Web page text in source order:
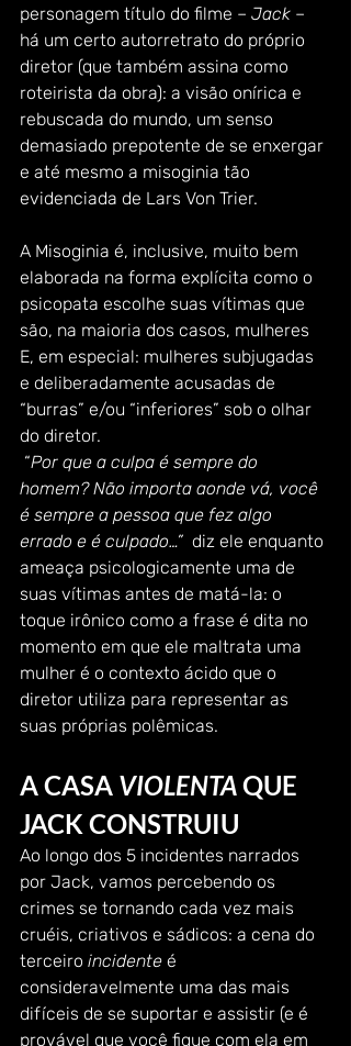
personagem título do filme – Jack –
há um certo autorretrato do próprio
diretor (que também assina como
roteirista da obra): a visão onírica e
rebuscada do mundo, um senso
demasiado prepotente de se enxergar
e até mesmo a misoginia tão
evidenciada de Lars Von Trier.
A Misoginia é, inclusive, muito bem
elaborada na forma explícita como o
psicopata escolhe suas vítimas que
são, na maioria dos casos, mulheres
E, em especial: mulheres subjugadas
e deliberadamente acusadas de
“burras” e/ou “inferiores” sob o olhar
do diretor.
“Por que a culpa é sempre do
homem? Não importa aonde vá, você
é sempre a pessoa que fez algo
errado e é culpado…” diz ele enquanto
ameaça psicologicamente uma de
suas vítimas antes de matá-la: o
toque irônico como a frase é dita no
momento em que ele maltrata uma
mulher é o contexto ácido que o
diretor utiliza para representar as
suas próprias polêmicas.
A CASA VIOLENTA QUE
JACK CONSTRUIU
Ao longo dos 5 incidentes narrados
por Jack, vamos percebendo os
crimes se tornando cada vez mais
cruéis, criativos e sádicos: a cena do
terceiro incidente é
consideravelmente uma das mais
difíceis de se suportar e assistir (e é
provável que você fique com ela em